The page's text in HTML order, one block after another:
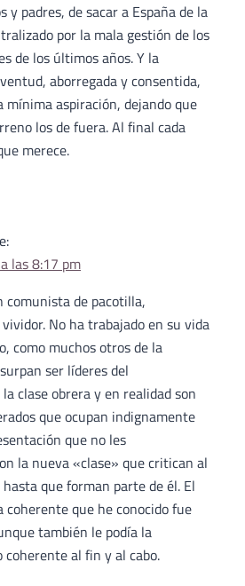
y padres, de sacar a España de la
por la mala gestión de los
de los últimos años. Y la
aborregada y consentida,
mínima aspiración, dejando que
los de fuera. Al final cada
merece.
las 8:17 pm
comunista de pacotilla,
No ha trabajado en su vida
como muchos otros de la
ser líderes del
clase obrera y en realidad son
que ocupan indignamente
que no les
la nueva «clase» que critican al
que forman parte de él. El
coherente que he conocido fue
también le podía la
coherente al fin y al cabo.